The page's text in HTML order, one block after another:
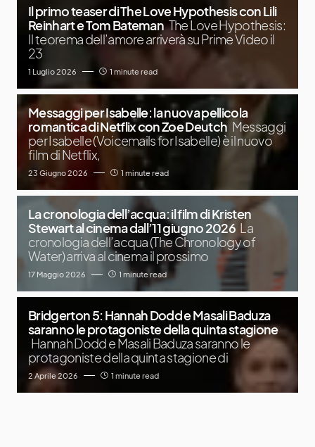
Il primo teaser di The Love Hypothesis con Lili
Reinhart e Tom Bateman The Love Hypothesis:
Il teorema dell’amore arriverà su Prime Video il
23
1 Luglio 2026 1 minute read
Messaggi per Isabelle: la nuova pellicola
romantica di Netflix con Zoe Deutch Messaggi
per Isabelle (Voicemails for Isabelle) è il nuovo
film di Netflix,
23 Giugno 2026 1 minute read
La cronologia dell’acqua: il film di Kristen
Stewart al cinema dall’11 giugno 2026 La
cronologia dell’acqua (The Chronology of
Water) arriva al cinema il prossimo
17 Maggio 2026 1 minute read
Bridgerton 5: Hannah Dodd e Masali Baduza
saranno le protagoniste della quinta stagione
Hannah Dodd e Masali Baduza saranno le
protagoniste della quinta stagione di
2 Aprile 2026 1 minute read